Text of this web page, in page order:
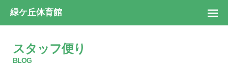
緑ケ丘体育館
スタッフ便り
BLOG